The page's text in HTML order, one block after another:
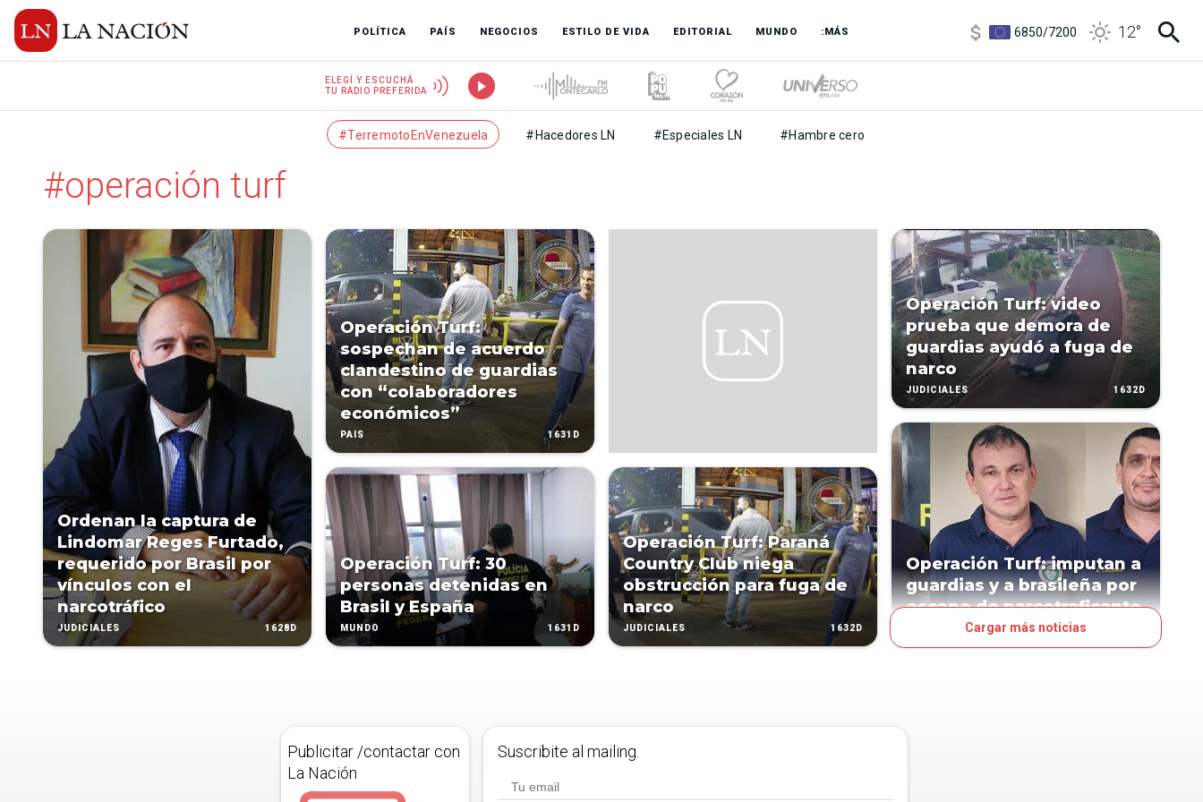
POLÍTICA PAÍS NEGOCIOS ESTILO DE VIDA EDITORIAL MUNDO :MÁS
6850/7200
12°
ELEGÍ Y ESCUCHÁ
TU RADIO PREFERIDA
#TerremotoEnVenezuela #Hacedores LN #Especiales LN #Hambre cero
#operación turf
Ordenan la captura de
Lindomar Reges Furtado,
requerido por Brasil por
vínculos con el
narcotráfico
JUDICIALES 1628D
Operación Turf:
sospechan de acuerdo
clandestino de guardias
con “colaboradores
económicos”
PAÍS 1631D
Operación Turf: 30
personas detenidas en
Brasil y España
MUNDO 1631D
Operación Turf: Paraná
Country Club niega
obstrucción para fuga de
narco
JUDICIALES 1632D
Operación Turf: video
prueba que demora de
guardias ayudó a fuga de
narco
JUDICIALES 1632D
Operación Turf: imputan a
guardias y a brasileña por
escape de narcotraficante
JUDICIALESCargar más noticias
Publicitar /contactar con
La Nación
Suscribite al mailing.